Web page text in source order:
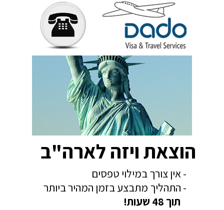
הוצאת ויזה לארה"ב
- אין צורך במילוי טפסים
- התהליך מתבצע בזמן המהיר ביותר
תוך 48 שעות!